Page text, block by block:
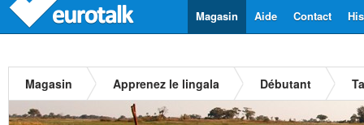
Contact
Aide
Magasin
Magasin Apprenez le lingala Débutant